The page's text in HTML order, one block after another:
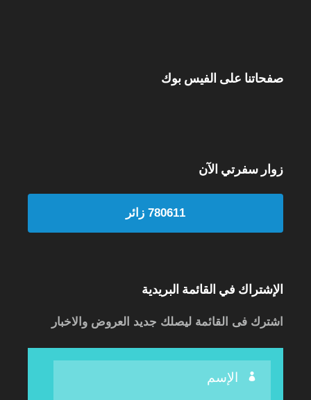
صفحاتنا على الفيس بوك
زوار سفرتي الآن
780611 زائر
الإشتراك في القائمة البريدية
اشترك فى القائمة ليصلك جديد العروض والاخبار